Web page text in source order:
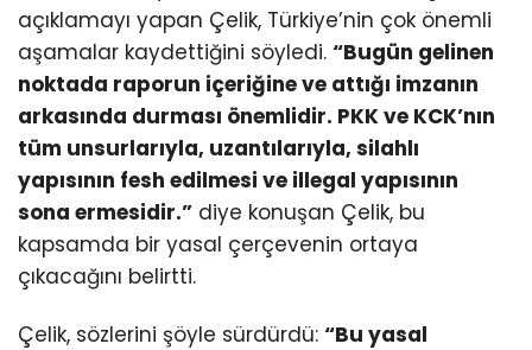
açıklamayı yapan Çelik, Türkiye’nin çok önemli
aşamalar kaydettiğini söyledi. “Bugün gelinen
noktada raporun içeriğine ve attığı imzanın
arkasında durması önemlidir. PKK ve KCK’nın
tüm unsurlarıyla, uzantılarıyla, silahlı
yapısının fesh edilmesi ve illegal yapısının
sona ermesidir.” diye konuşan Çelik, bu
kapsamda bir yasal çerçevenin ortaya
çıkacağını belirtti.
Çelik, sözlerini şöyle sürdürdü: “Bu yasal